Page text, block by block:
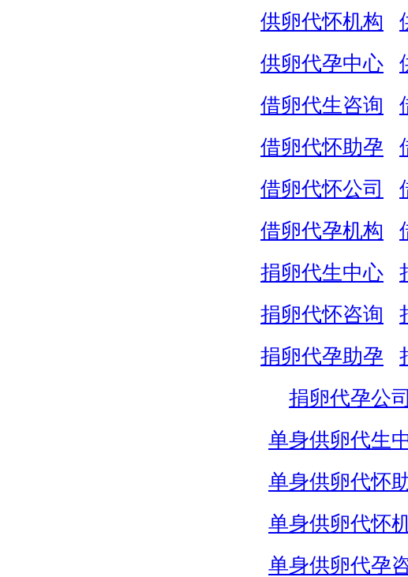
供卵代怀机构
供卵代孕中心
借卵代生咨询
借卵代怀助孕
借卵代怀公司
借卵代孕机构
捐卵代生中心
捐卵代怀咨询
捐卵代孕助孕
捐卵代孕公司
单身供卵代生
单身供卵代怀
单身供卵代怀
单身供卵代孕